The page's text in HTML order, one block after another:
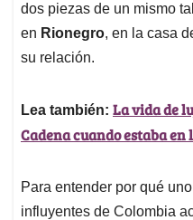
dos piezas de un mismo
en Rionegro, en la casa
su relación.
Lea también: La vida de
Cadena cuando estaba en
Para entender por qué
influyentes de Colombia